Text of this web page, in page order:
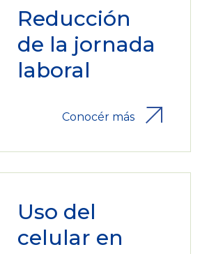
Reducción
de la jornada
laboral
Conocér más
Uso del
celular en